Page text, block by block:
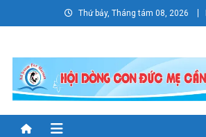
to
Thứ bảy, Tháng tám 08, 2026